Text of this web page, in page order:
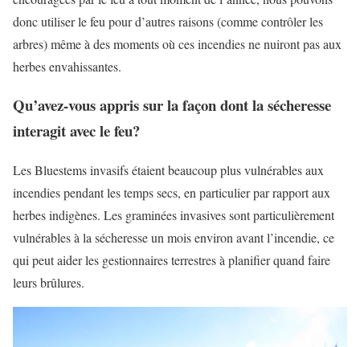
donc utiliser le feu pour d’autres raisons (comme contrôler les
arbres) même à des moments où ces incendies ne nuiront pas aux
herbes envahissantes.
Qu’avez-vous appris sur la façon dont la sécheresse
interagit avec le feu?
Les Bluestems invasifs étaient beaucoup plus vulnérables aux
incendies pendant les temps secs, en particulier par rapport aux
herbes indigènes. Les graminées invasives sont particulièrement
vulnérables à la sécheresse un mois environ avant l’incendie, ce
qui peut aider les gestionnaires terrestres à planifier quand faire
leurs brûlures.